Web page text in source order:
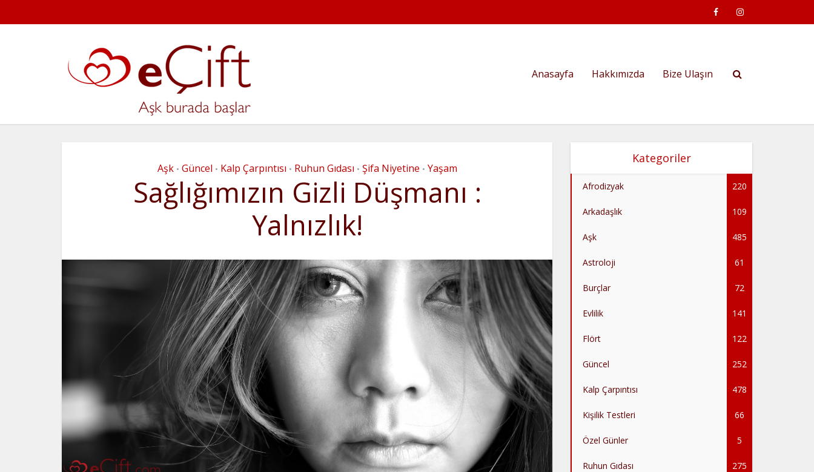
Anasayfa Hakkımızda Bize Ulaşın
Aşk • Güncel • Kalp Çarpıntısı • Ruhun Gıdası • Şifa Niyetine • Yaşam
Sağlığımızın Gizli Düşmanı :
Yalnızlık!
Kategoriler
Afrodizyak 220
Arkadaşlık 109
Aşk 485
Astroloji 61
Burçlar 72
Evlilik 141
Flört 122
Güncel 252
Kalp Çarpıntısı 478
Kişilik Testleri 66
Özel Günler 5
Ruhun Gıdası 275